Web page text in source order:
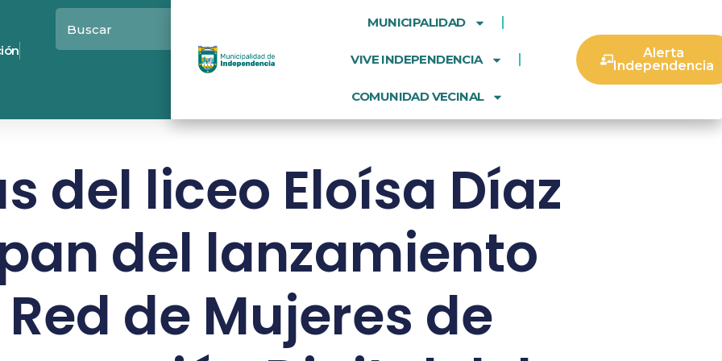
MUNICIPALIDAD
VIVE INDEPENDENCIA
COMUNIDAD VECINAL
Alerta
Independencia
del liceo Eloísa Díaz
del lanzamiento
de Mujeres de